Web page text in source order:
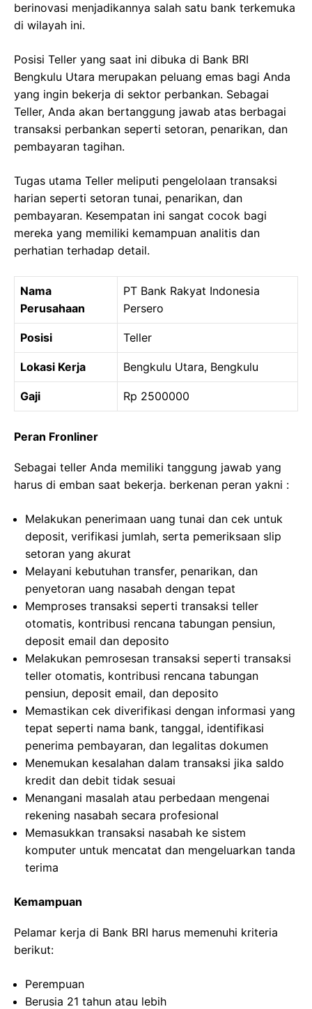
berinovasi menjadikannya salah satu bank terkemuka
di wilayah ini.
Posisi Teller yang saat ini dibuka di Bank BRI
Bengkulu Utara merupakan peluang emas bagi Anda
yang ingin bekerja di sektor perbankan. Sebagai
Teller, Anda akan bertanggung jawab atas berbagai
transaksi perbankan seperti setoran, penarikan, dan
pembayaran tagihan.
Tugas utama Teller meliputi pengelolaan transaksi
harian seperti setoran tunai, penarikan, dan
pembayaran. Kesempatan ini sangat cocok bagi
mereka yang memiliki kemampuan analitis dan
perhatian terhadap detail.
Nama
Perusahaan
PT Bank Rakyat Indonesia
Persero
Posisi Teller
Lokasi Kerja Bengkulu Utara, Bengkulu
Gaji Rp 2500000
Peran Fronliner
Sebagai teller Anda memiliki tanggung jawab yang
harus di emban saat bekerja. berkenan peran yakni :
Melakukan penerimaan uang tunai dan cek untuk
deposit, verifikasi jumlah, serta pemeriksaan slip
setoran yang akurat
Melayani kebutuhan transfer, penarikan, dan
penyetoran uang nasabah dengan tepat
Memproses transaksi seperti transaksi teller
otomatis, kontribusi rencana tabungan pensiun,
deposit email dan deposito
Melakukan pemrosesan transaksi seperti transaksi
teller otomatis, kontribusi rencana tabungan
pensiun, deposit email, dan deposito
Memastikan cek diverifikasi dengan informasi yang
tepat seperti nama bank, tanggal, identifikasi
penerima pembayaran, dan legalitas dokumen
Menemukan kesalahan dalam transaksi jika saldo
kredit dan debit tidak sesuai
Menangani masalah atau perbedaan mengenai
rekening nasabah secara profesional
Memasukkan transaksi nasabah ke sistem
komputer untuk mencatat dan mengeluarkan tanda
terima
Kemampuan
Pelamar kerja di Bank BRI harus memenuhi kriteria
berikut:
Perempuan
Berusia 21 tahun atau lebih